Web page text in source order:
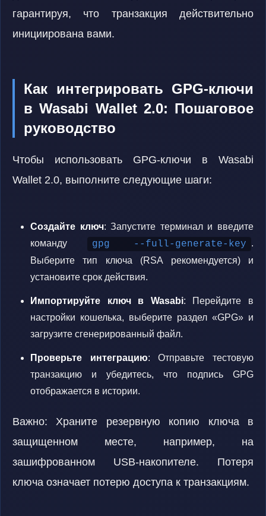
гарантируя, что транзакция действительно
инициирована вами.
Как интегрировать GPG-ключи
в Wasabi Wallet 2.0: Пошаговое
руководство
Чтобы использовать GPG-ключи в Wasabi
Wallet 2.0, выполните следующие шаги:
Создайте ключ: Запустите терминал и введите
команду
gpg --full-generate-key .
Выберите тип ключа (RSA рекомендуется) и
установите срок действия.
Импортируйте ключ в Wasabi: Перейдите в
настройки кошелька, выберите раздел «GPG» и
загрузите сгенерированный файл.
Проверьте интеграцию: Отправьте тестовую
транзакцию и убедитесь, что подпись GPG
отображается в истории.
Важно: Храните резервную копию ключа в
защищенном месте, например, на
зашифрованном USB-накопителе. Потеря
ключа означает потерю доступа к транзакциям.